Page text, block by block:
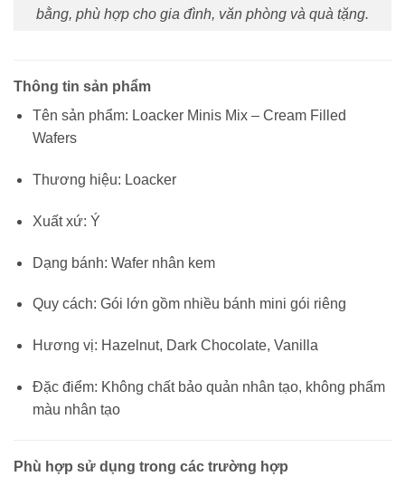
bằng, phù hợp cho gia đình, văn phòng và quà tặng.
Thông tin sản phẩm
Tên sản phẩm: Loacker Minis Mix – Cream Filled
Wafers
Thương hiệu: Loacker
Xuất xứ: Ý
Dạng bánh: Wafer nhân kem
Quy cách: Gói lớn gồm nhiều bánh mini gói riêng
Hương vị: Hazelnut, Dark Chocolate, Vanilla
Đặc điểm: Không chất bảo quản nhân tạo, không phẩm
màu nhân tạo
Phù hợp sử dụng trong các trường hợp